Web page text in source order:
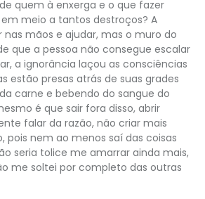
quem à enxerga e o que fazer
meio a tantos destroços? A
mãos e ajudar, mas o muro do
que a pessoa não consegue escalar
a ignorância laçou as consciências
estão presas atrás de suas grades
carne e bebendo do sangue do
é que sair fora disso, abrir
falar da razão, não criar mais
pois nem ao menos saí das coisas
seria tolice me amarrar ainda mais,
me soltei por completo das outras